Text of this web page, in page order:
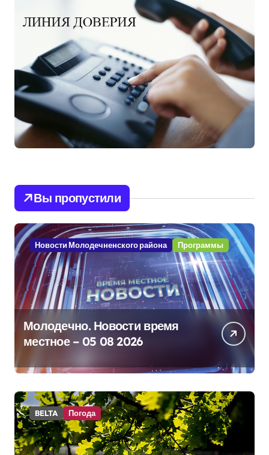
Вы пропустили
Новости Молодечненского района Программы
Молодечно. Новости время
местное – 05 08 2026
BELTA Погода